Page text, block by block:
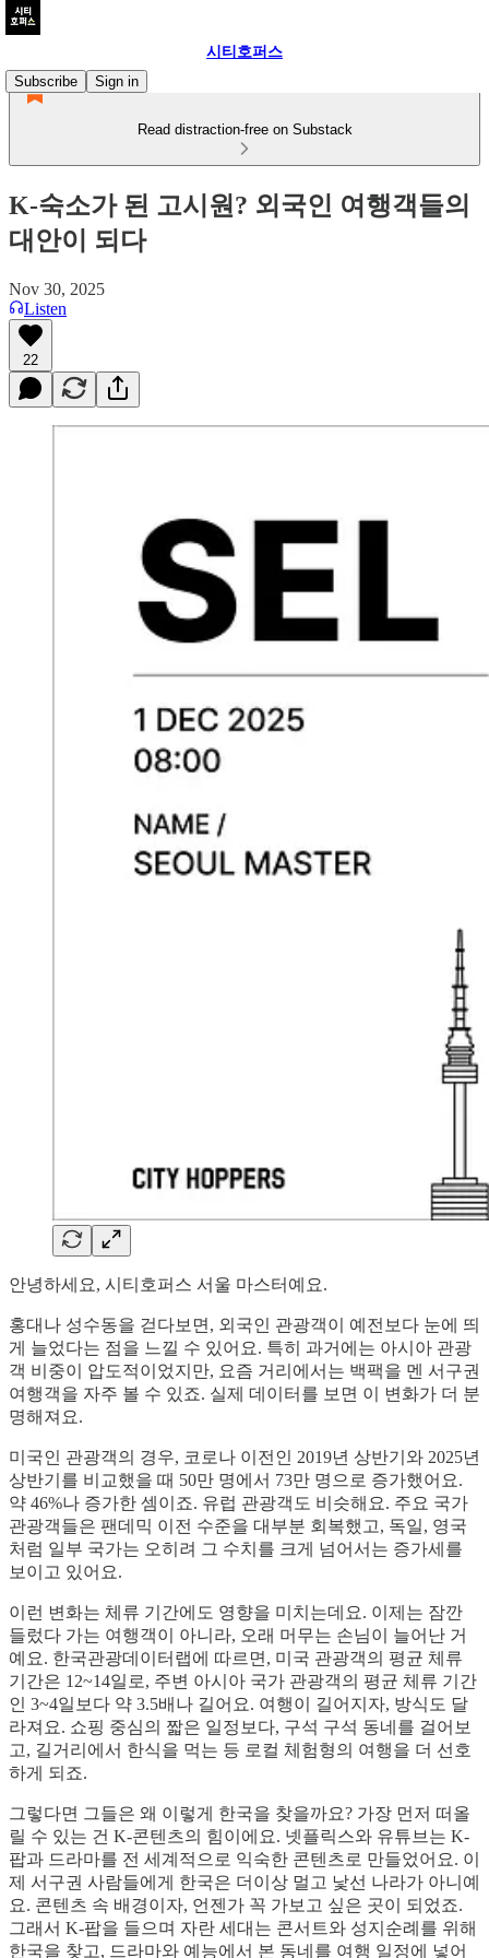
시티호퍼스
Subscribe
Sign in
Read distraction-free on Substack
K-숙소가 된 고시원? 외국인 여행객들의
대안이 되다
Nov 30, 2025
Listen
22
안녕하세요, 시티호퍼스 서울 마스터예요.
홍대나 성수동을 걷다보면, 외국인 관광객이 예전보다 눈에 띄
게 늘었다는 점을 느낄 수 있어요. 특히 과거에는 아시아 관광
객 비중이 압도적이었지만, 요즘 거리에서는 백팩을 멘 서구권
여행객을 자주 볼 수 있죠. 실제 데이터를 보면 이 변화가 더 분
명해져요.
미국인 관광객의 경우, 코로나 이전인 2019년 상반기와 2025년
상반기를 비교했을 때 50만 명에서 73만 명으로 증가했어요.
약 46%나 증가한 셈이죠. 유럽 관광객도 비슷해요. 주요 국가
관광객들은 팬데믹 이전 수준을 대부분 회복했고, 독일, 영국
처럼 일부 국가는 오히려 그 수치를 크게 넘어서는 증가세를
보이고 있어요.
이런 변화는 체류 기간에도 영향을 미치는데요. 이제는 잠깐
들렀다 가는 여행객이 아니라, 오래 머무는 손님이 늘어난 거
예요. 한국관광데이터랩에 따르면, 미국 관광객의 평균 체류
기간은 12~14일로, 주변 아시아 국가 관광객의 평균 체류 기간
인 3~4일보다 약 3.5배나 길어요. 여행이 길어지자, 방식도 달
라져요. 쇼핑 중심의 짧은 일정보다, 구석 구석 동네를 걸어보
고, 길거리에서 한식을 먹는 등 로컬 체험형의 여행을 더 선호
하게 되죠.
그렇다면 그들은 왜 이렇게 한국을 찾을까요? 가장 먼저 떠올
릴 수 있는 건 K-콘텐츠의 힘이에요. 넷플릭스와 유튜브는 K-
팝과 드라마를 전 세계적으로 익숙한 콘텐츠로 만들었어요. 이
제 서구권 사람들에게 한국은 더이상 멀고 낯선 나라가 아니예
요. 콘텐츠 속 배경이자, 언젠가 꼭 가보고 싶은 곳이 되었죠.
그래서 K-팝을 들으며 자란 세대는 콘서트와 성지순례를 위해
한국을 찾고, 드라마와 예능에서 본 동네를 여행 일정에 넣어